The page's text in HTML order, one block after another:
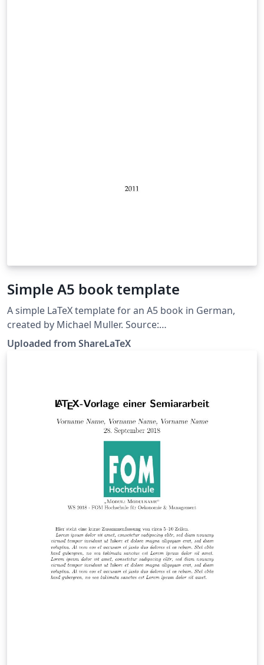
Simple A5 book template
A simple LaTeX template for an A5 book in German,
created by Michael Muller. Source:
https://github.com/cmichi/latex-template-collection.
This template was originally published on ShareLaTeX
Uploaded from ShareLaTeX